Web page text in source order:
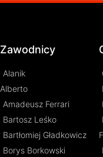
Zawodnicy
Alanik
Alberto
Amadeusz Ferrari
Bartosz Leśko
Bartłomiej Gładkowicz
Borys Borkowski